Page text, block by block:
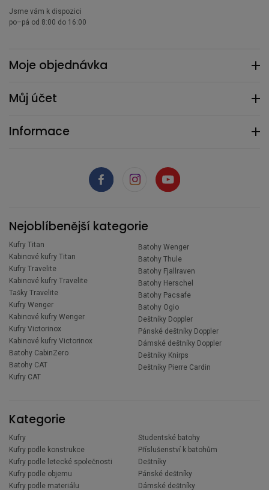
Moje objednávka
Můj účet
Informace
Jsme vám k dispozici
po–pá od 8:00 do 16:00
Nejoblíbenější kategorie
Kufry Titan
Kabinové kufry Titan
Kufry Travelite
Kabinové kufry Travelite
Tašky Travelite
Kufry Wenger
Kabinové kufry Wenger
Kufry Victorinox
Kabinové kufry Victorinox
Batohy CabinZero
Batohy CAT
Kufry CAT
Batohy Wenger
Batohy Thule
Batohy Fjallraven
Batohy Herschel
Batohy Pacsafe
Batohy Ogio
Deštníky Doppler
Pánské deštníky Doppler
Dámské deštníky Doppler
Deštníky Knirps
Deštníky Pierre Cardin
Kategorie
Kufry
Kufry podle konstrukce
Kufry podle letecké společnosti
Kufry podle objemu
Kufry podle materiálu
Studentské batohy
Příslušenství k batohům
Deštníky
Pánské deštníky
Dámské deštníky